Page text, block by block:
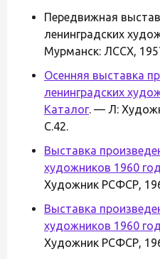
Передвижная
ленинградских
Мурманск: ЛССХ,
Осенняя выставка
ленинградских
Каталог. — Л:
С.42.
Выставка
художников 1960
Художник РСФСР,
Выставка
художников 1960
Художник РСФСР,